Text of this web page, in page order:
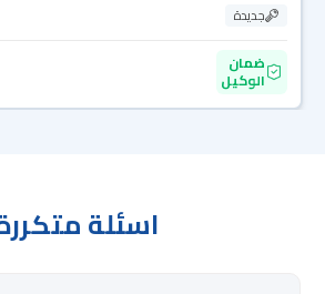
جديدة
ضمان
الوكيل
اسئلة